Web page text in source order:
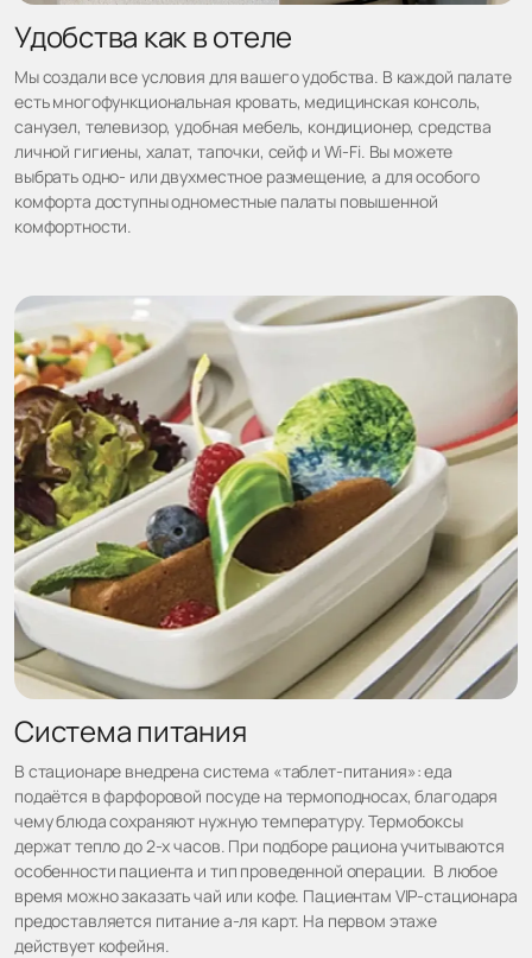
Удобства как в отеле
Мы создали все условия для вашего удобства. В каждой палате
есть многофункциональная кровать, медицинская консоль,
санузел, телевизор, удобная мебель, кондиционер, средства
личной гигиены, халат, тапочки, сейф и Wi-Fi. Вы можете
выбрать одно- или двухместное размещение, а для особого
комфорта доступны одноместные палаты повышенной
комфортности.
Система питания
В стационаре внедрена система «таблет-питания»: еда
подаётся в фарфоровой посуде на термоподносах, благодаря
чему блюда сохраняют нужную температуру. Термобоксы
держат тепло до 2-х часов. При подборе рациона учитываются
особенности пациента и тип проведенной операции. В любое
время можно заказать чай или кофе. Пациентам VIP-стационара
предоставляется питание а-ля карт. На первом этаже
действует кофейня.